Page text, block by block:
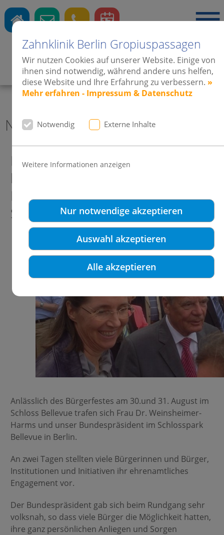
Zahnklinik Berlin Gropiuspassagen
Wir nutzen Cookies auf unserer Website. Einige von
ihnen sind notwendig, während andere uns helfen,
diese Website und Ihre Erfahrung zu verbessern. »
Mehr erfahren - Impressum & Datenschutz
Notwendig Externe Inhalte
Weitere Informationen anzeigen
Nur notwendige akzeptieren
Auswahl akzeptieren
Alle akzeptieren
Zahnärzte ·Kieferorthopädie ·Implantate
News 2013 Zahnklinik Berlin
Bundespräsident Joachim Gauck
begrüßt Frau Dr. Weinsheimer-
Harms beim Bürgerfest im
Schlossgarten.
Anlässlich des Bürgerfestes am 30.und 31. August im
Schloss Bellevue trafen sich Frau Dr. Weinsheimer-
Harms und unser Bundespräsident im Schlosspark
Bellevue in Berlin.
An zwei Tagen stellten viele Bürgerinnen und Bürger,
Institutionen und Initiativen ihr ehrenamtliches
Engagement vor.
Der Bundespräsident gab sich beim Rundgang sehr
volksnah, so dass viele Bürger die Möglichkeit hatten,
ihre ganz persönlichen Anliegen und Sorgen